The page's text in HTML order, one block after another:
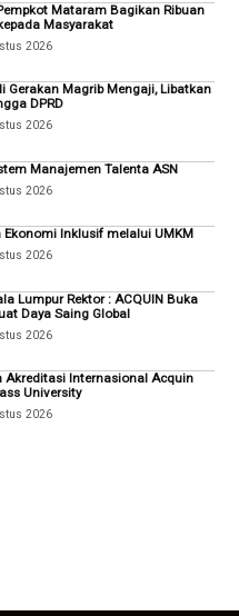
Mataram Bagikan Ribuan
Masyarakat
2026
Gerakan Magrib Mengaji, Libatkan
DPRD
2026
Manajemen Talenta ASN
2026
Ekonomi Inklusif melalui UMKM
2026
Lumpur Rektor : ACQUIN Buka
Daya Saing Global
2026
Akreditasi Internasional Acquin
University
2026